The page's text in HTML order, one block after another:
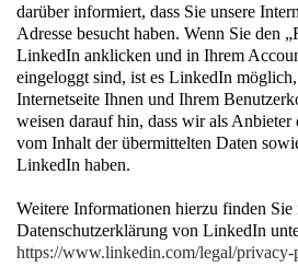
darüber informiert, dass Sie unsere
Adresse besucht haben. Wenn Sie den
LinkedIn anklicken und in Ihrem
eingeloggt sind, ist es LinkedIn
Internetseite Ihnen und Ihrem
weisen darauf hin, dass wir als
vom Inhalt der übermittelten Daten
LinkedIn haben.
Weitere Informationen hierzu finden Sie
Datenschutzerklärung von LinkedIn
https://www.linkedin.com/legal/